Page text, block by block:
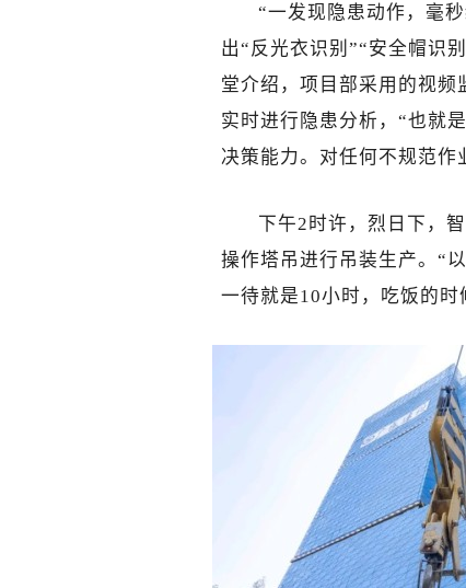
“一发现隐患动作，毫
出“反光衣识别”“安全帽识
堂介绍，项目部采用的视
实时进行隐患分析，“也就
决策能力。对任何不规范作
下午2时许，烈日下，
操作塔吊进行吊装生产。“
一待就是10小时，吃饭的时